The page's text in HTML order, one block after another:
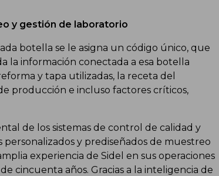
y gestión de laboratorio
botella se le asigna un código único, que
la información conectada a esa botella
y tapa utilizadas, la receta del
producción e incluso factores críticos,
de los sistemas de control de calidad y
y prediseñados de muestreo
experiencia de Sidel en sus operaciones
cincuenta años. Gracias a la inteligencia de